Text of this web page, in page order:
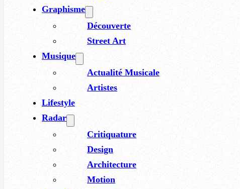
Graphisme
Découverte
Street Art
Musique
Actualité Musicale
Artistes
Lifestyle
Radar
Critiquature
Design
Architecture
Motion